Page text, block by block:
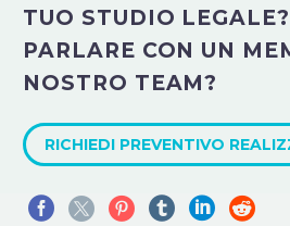
TUO STUDIO
PARLARE CON UN
NOSTRO TEAM?
RICHIEDI PREVENTIVO